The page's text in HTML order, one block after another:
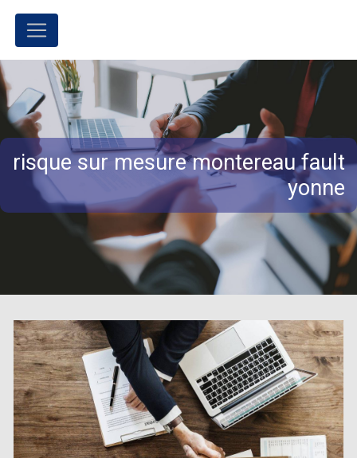
Panneau de gestion des cookies
risque sur mesure montereau fault
yonne